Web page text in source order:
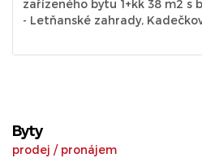
Byty
prodej / pronájem